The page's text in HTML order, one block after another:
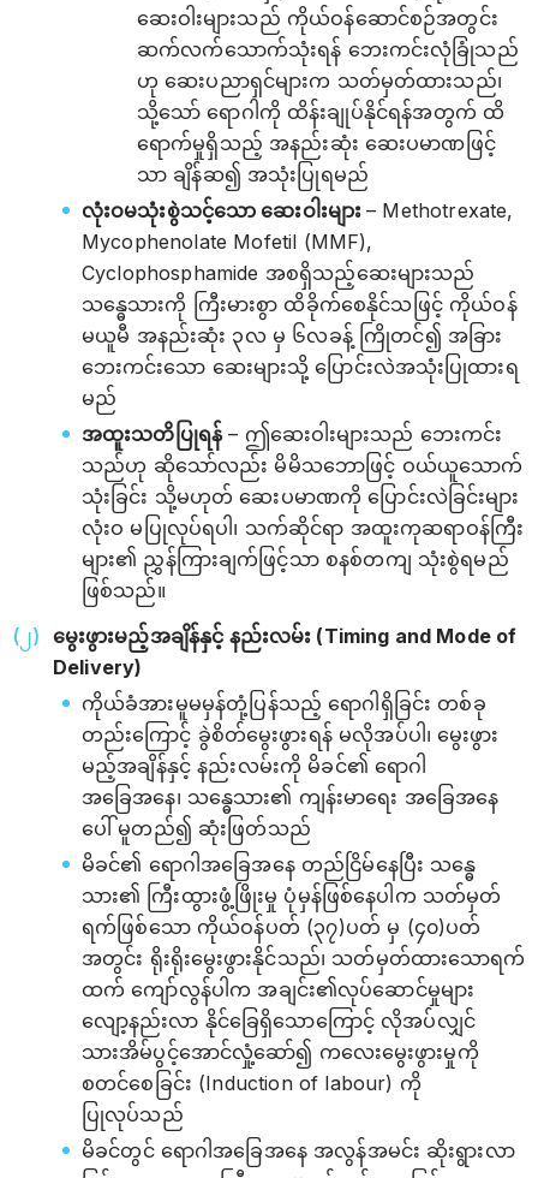
ဆေးဝါးများသည် ကိုယ်ဝန်ဆောင်စဉ်အတွင်း
ဆက်လက်သောက်သုံးရန် ဘေးကင်းလုံခြုံသည်
ဟု ဆေးပညာရှင်များက သတ်မှတ်ထားသည်၊
သို့သော် ရောဂါကို ထိန်းချုပ်နိုင်ရန်အတွက် ထိ
ရောက်မှုရှိသည့် အနည်းဆုံး ဆေးပမာဏဖြင့်
သာ ချိန်ဆ၍ အသုံးပြုရမည်
လုံးဝမသုံးစွဲသင့်သော ဆေးဝါးများ– Methotrexate,
Mycophenolate Mofetil (MMF),
Cyclophosphamide အစရှိသည့်ဆေးများသည်
သန္ဓေသားကို ကြီးမားစွာ ထိခိုက်စေနိုင်သဖြင့် ကိုယ်ဝန်
မယူမီ အနည်းဆုံး ၃လ မှ ၆လခန့် ကြိုတင်၍ အခြား
ဘေးကင်းသော ဆေးများသို့ ပြောင်းလဲအသုံးပြုထားရ
မည်
အထူးသတိပြုရန်– ဤဆေးဝါးများသည် ဘေးကင်း
သည်ဟု ဆိုသော်လည်း မိမိသဘောဖြင့် ဝယ်ယူသောက်
သုံးခြင်း သို့မဟုတ် ဆေးပမာဏကို ပြောင်းလဲခြင်းများ
လုံးဝ မပြုလုပ်ရပါ၊ သက်ဆိုင်ရာ အထူးကုဆရာဝန်ကြီး
များ၏ ညွှန်ကြားချက်ဖြင့်သာ စနစ်တကျ သုံးစွဲရမည်
ဖြစ်သည်။
မွေးဖွားမည့်အချိန်နှင့် နည်းလမ်း (Timing and Mode of
Delivery)
ကိုယ်ခံအားမူမမှန်တုံ့ပြန်သည့် ‌ရောဂါရှိခြင်း တစ်ခု
တည်းကြောင့် ခွဲစိတ်မွေးဖွားရန် မလိုအပ်ပါ၊ မွေးဖွား
မည့်အချိန်နှင့် နည်းလမ်းကို မိခင်၏ ရောဂါ
အခြေအနေ၊ သန္ဓေသား၏ ကျန်းမာရေး အခြေအနေ
ပေါ် မူတည်၍ ဆုံးဖြတ်သည်
မိခင်၏ ရောဂါအခြေအနေ တည်ငြိမ်နေပြီး သ‌န္ဓေ
သား၏ ကြီးထွားဖွံ့ဖြိုးမှု ပုံမှန်ဖြစ်နေပါက သတ်မှတ်
ရက်ဖြစ်သော ကိုယ်ဝန်ပတ် (၃၇)ပတ် မှ (၄၀)ပတ်
အတွင်း ရိုးရိုးမွေးဖွားနိုင်သည်၊ သတ်မှတ်ထားသောရက်
ထက် ကျော်လွန်ပါက အချင်း၏လုပ်ဆောင်မှုများ
လျော့နည်းလာ နိုင်ခြေရှိသောကြောင့် လိုအပ်လျှင်
သားအိမ်ပွင့်အောင်လှုံ့ဆော်၍ ကလေးမွေးဖွားမှုကို
စတင်စေခြင်း (Induction of labour) ကို
ပြုလုပ်သည်
မိခင်တွင် ရောဂါအခြေအနေ အလွန်အမင်း ဆိုးရွားလာ